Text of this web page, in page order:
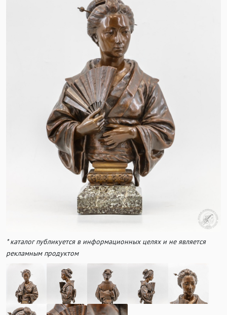
* каталог публикуется в информационных целях и не является
рекламным продуктом